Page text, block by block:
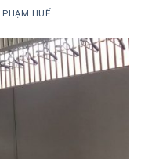
PHẠM HUẾ